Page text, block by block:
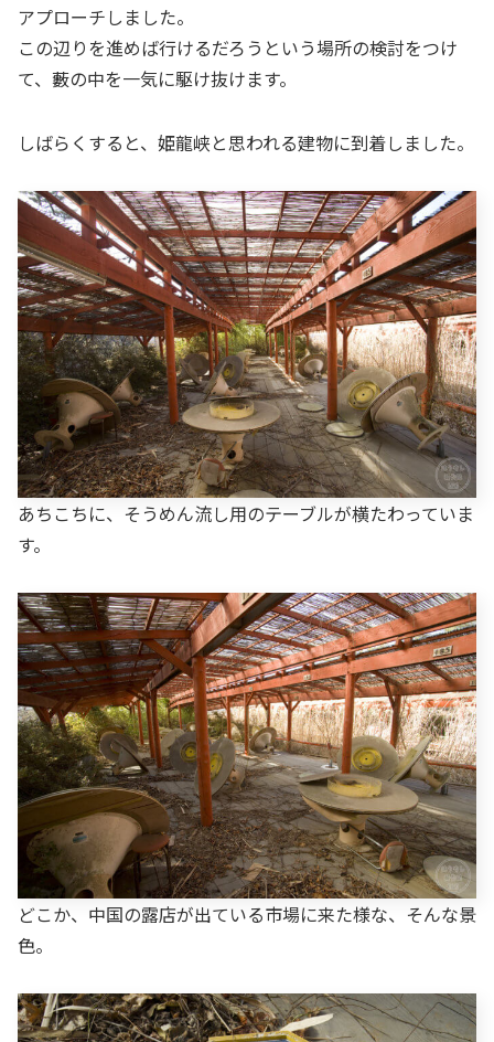
アプローチしました。
この辺りを進めば行けるだろうという場所の検討をつけ
て、藪の中を一気に駆け抜けます。
しばらくすると、姫龍峡と思われる建物に到着しました。
あちこちに、そうめん流し用のテーブルが横たわっていま
す。
どこか、中国の露店が出ている市場に来た様な、そんな景
色。